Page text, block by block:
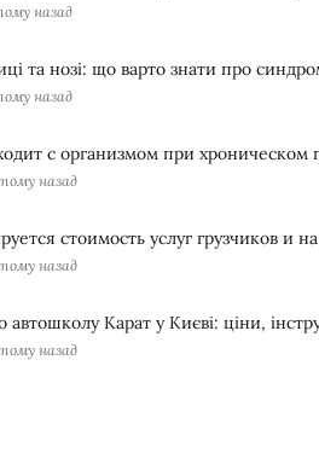
назад
та нозі: що варто знати про
назад
с организмом при хроническом
назад
стоимость услуг грузчиков и
назад
автошколу Карат у Києві: ціни,
назад